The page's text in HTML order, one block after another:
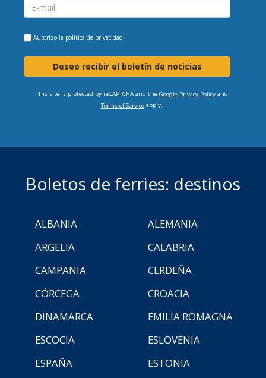
Autorizo la política de privacidad
Deseo recibir el boletín de noticias
This site is protected by reCAPTCHA and the Google Privacy Policyand
Terms of Serviceapply.
Boletos de ferries: destinos
ALBANIA
ALEMANIA
ARGELIA
CALABRIA
CAMPANIA
CERDEÑA
CÓRCEGA
CROACIA
DINAMARCA
EMILIA ROMAGNA
ESCOCIA
ESLOVENIA
ESPAÑA
ESTONIA